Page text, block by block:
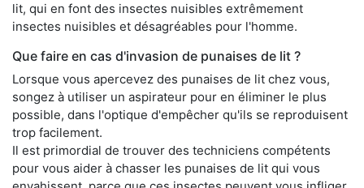
lit, qui en font des insectes nuisibles extrêmement
insectes nuisibles et désagréables pour l'homme.
Que faire en cas d'invasion de punaises de lit ?
Lorsque vous apercevez des punaises de lit chez vous,
songez à utiliser un aspirateur pour en éliminer le plus
possible, dans l'optique d'empêcher qu'ils se reproduisent
trop facilement.
Il est primordial de trouver des techniciens compétents
pour vous aider à chasser les punaises de lit qui vous